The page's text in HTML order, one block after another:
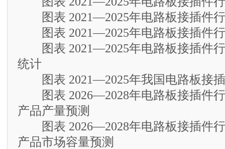
图表 2021—2025年电路板接插件行
图表 2021—2025年电路板接插件行
图表 2021—2025年电路板接插件行
统计
图表 2021—2025年我国电路板接插
图表 2026—2028年电路板接插件行
产品产量预测
图表 2026—2028年电路板接插件行
产品市场容量预测